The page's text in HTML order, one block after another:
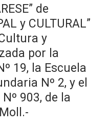
de
y CULTURAL”
y
por la
19, la Escuela
Nº 2, y el
903, de la